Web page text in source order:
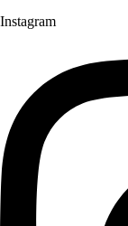
Instagram